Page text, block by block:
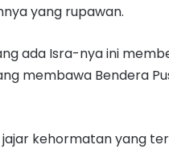
yang rupawan.
ada Isra-nya ini
membawa Bendera
jajar kehormatan yang